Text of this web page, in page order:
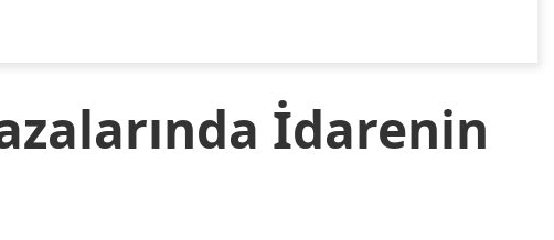
İdarenin